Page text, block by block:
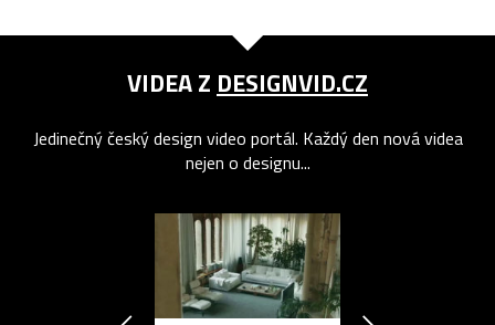
VIDEA Z DESIGNVID.CZ
Jedinečný český design video portál. Každý den nová videa
nejen o designu...